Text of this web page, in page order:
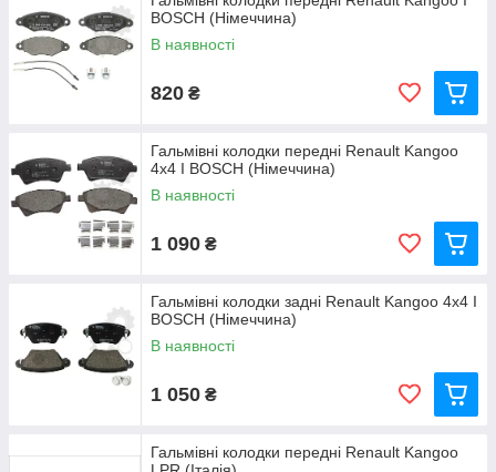
BOSCH (Німеччина)
В наявності
820 ₴
Гальмівні колодки передні Renault Kangoo
4х4 I BOSCH (Німеччина)
В наявності
1 090 ₴
Гальмівні колодки задні Renault Kangoo 4х4 I
BOSCH (Німеччина)
В наявності
1 050 ₴
Гальмівні колодки передні Renault Kangoo